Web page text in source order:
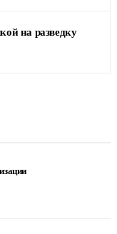
на разведку